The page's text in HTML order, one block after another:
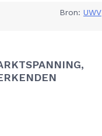
Bron: UWV